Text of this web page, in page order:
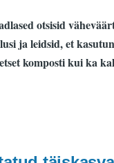
otsisid
ja leidsid, et
komposti kui ka